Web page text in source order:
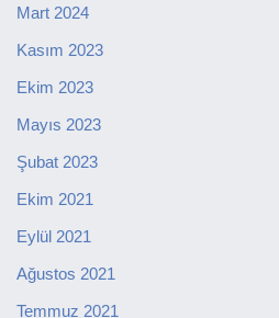
Mart 2024
Kasım 2023
Ekim 2023
Mayıs 2023
Şubat 2023
Ekim 2021
Eylül 2021
Ağustos 2021
Temmuz 2021